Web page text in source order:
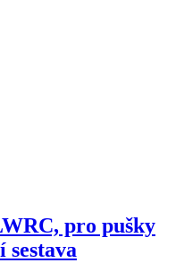
pro pušky
sestava